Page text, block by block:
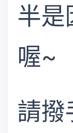
半是
喔~
請撥